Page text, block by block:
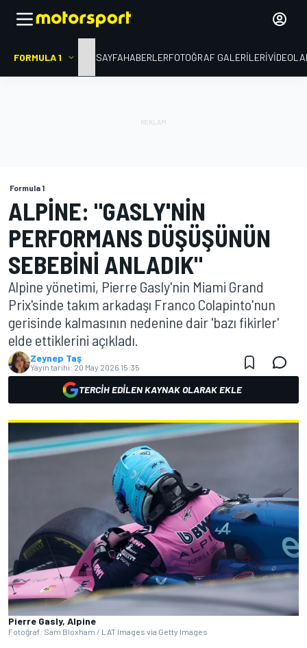
FORMULA 1 ANA SAYFAHABERLERFOTOĞRAF GALERILERI
Formula 1
ALPINE: "GASLY'NIN
PERFORMANS DÜŞÜŞÜNÜN
SEBEBINI ANLADIK"
Alpine yönetimi, Pierre Gasly'nin Miami Grand
Prix'sinde takım arkadaşı Franco Colapinto'nun
gerisinde kalmasının nedenine dair 'bazı fikirler'
elde ettiklerini açıkladı.
Zeynep Taş
Yayın tarihi: 20 May 2026 15:35
TERCIH EDILEN KAYNAK OLARAK EKLE
Pierre Gasly, Alpine
Fotoğraf: Sam Bloxham / LAT Images via Getty Images